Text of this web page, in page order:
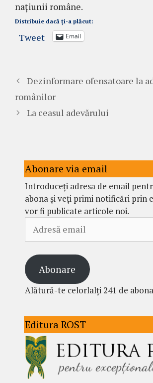
națiunii române.
Distribuie dacă ți-a plăcut:
Tweet Email
Dezinformare ofensatoare la
românilor
La ceasul adevărului
Abonare via email
Introduceți adresa de email
abona și veți primi notificări prin
vor fi publicate articole noi.
email
Abonare
Alătură-te celorlalți 241 de
Editura ROST